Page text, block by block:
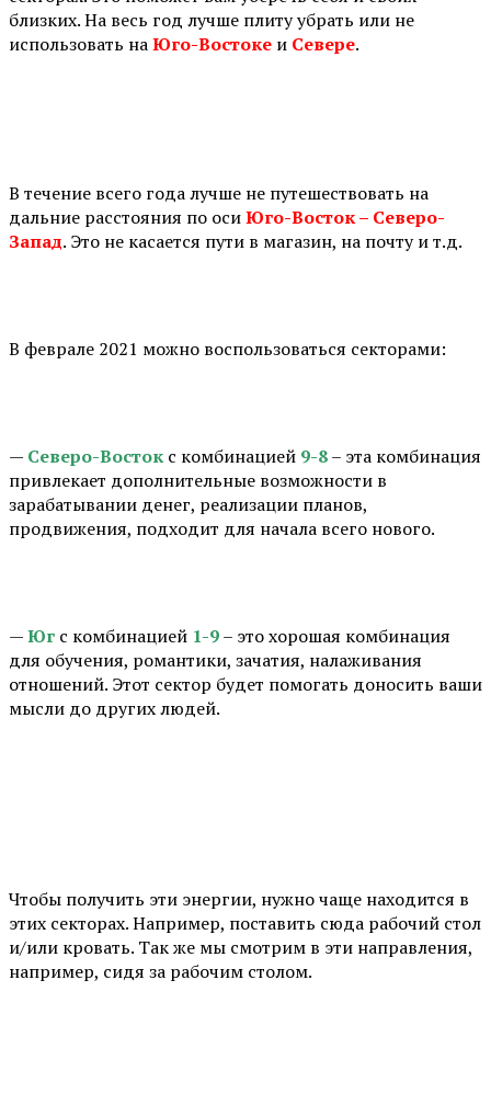
близких. На весь год лучше плиту убрать или не
использовать наЮго-Востоке и Севере.
В течение всего года лучше не путешествовать на
дальние расстояния по осиЮго-Восток – Северо-
Запад. Это не касается пути в магазин, на почту и т.д.
В феврале 2021 можно воспользоваться секторами:
— Северо-Восток с комбинацией 9-8– эта комбинация
привлекает дополнительные возможности в
зарабатывании денег, реализации планов,
продвижения, подходит для начала всего нового.
—Юг с комбинацией 1-9– это хорошая комбинация
для обучения, романтики, зачатия, налаживания
отношений. Этот сектор будет помогать доносить ваши
мысли до других людей.
Чтобы получить эти энергии, нужно чаще находится в
этих секторах. Например, поставить сюда рабочий стол
и/или кровать. Так же мы смотрим в эти направления,
например, сидя за рабочим столом.